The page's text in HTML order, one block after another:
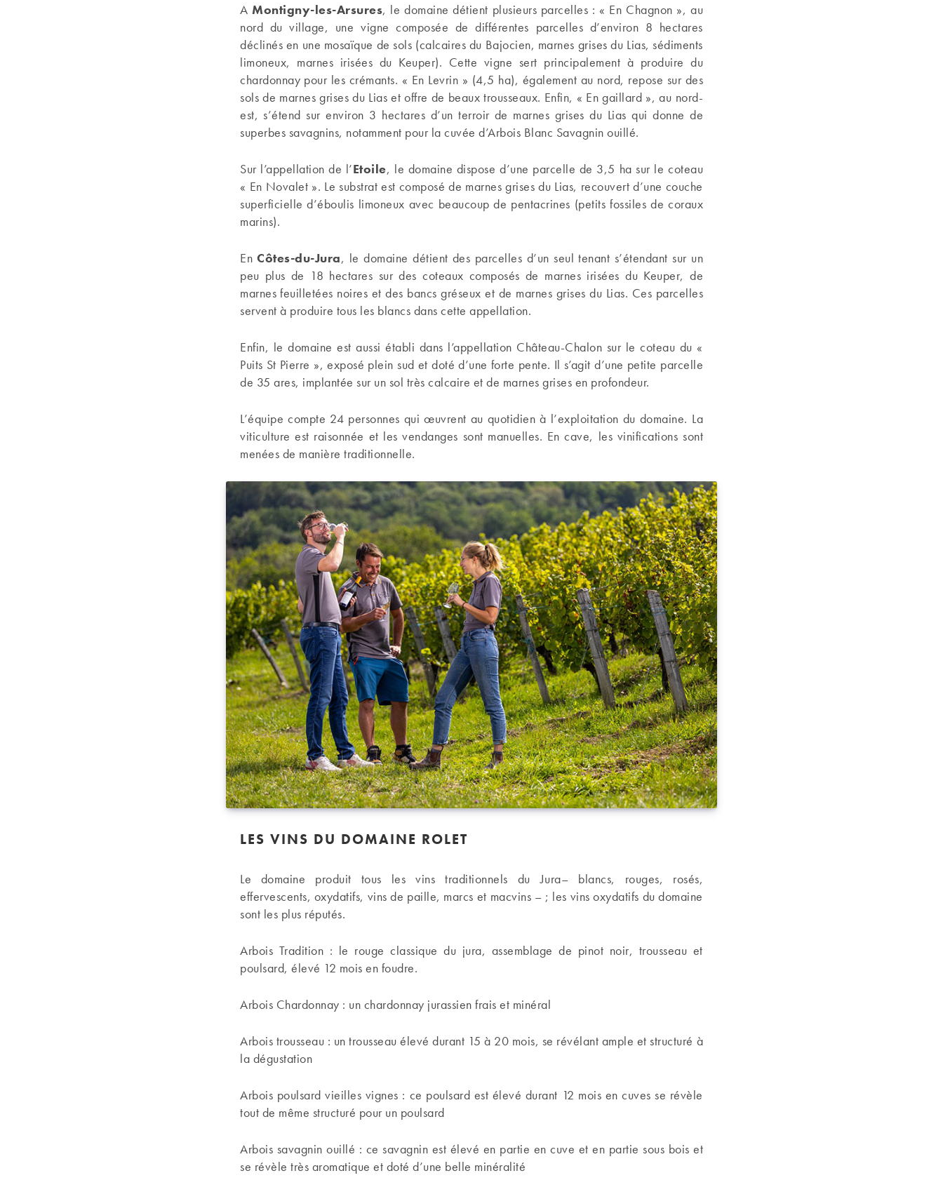
AMontigny-les-Arsures, le domaine détient plusieurs parcelles : « En Chagnon », au
nord du village, une vigne composée de différentes parcelles d’environ 8 hectares
déclinés en une mosaïque de sols (calcaires du Bajocien, marnes grises du Lias, sédiments
limoneux, marnes irisées du Keuper). Cette vigne sert principalement à produire du
chardonnay pour les crémants. « En Levrin » (4,5 ha), également au nord, repose sur des
sols de marnes grises du Lias et offre de beaux trousseaux. Enfin, « En gaillard », au nord-
est, s’étend sur environ 3 hectares d’un terroir de marnes grises du Lias qui donne de
superbes savagnins, notamment pour la cuvée d’Arbois Blanc Savagnin ouillé.
Sur l’appellation de l’Etoile, le domaine dispose d’une parcelle de 3,5 ha sur le coteau
« En Novalet ». Le substrat est composé de marnes grises du Lias, recouvert d’une couche
superficielle d’éboulis limoneux avec beaucoup de pentacrines (petits fossiles de coraux
marins).
EnCôtes-du-Jura, le domaine détient des parcelles d’un seul tenant s’étendant sur un
peu plus de 18 hectares sur des coteaux composés de marnes irisées du Keuper, de
marnes feuilletées noires et des bancs gréseux et de marnes grises du Lias. Ces parcelles
servent à produire tous les blancs dans cette appellation.
Enfin, le domaine est aussi établi dans l’appellation Château-Chalon sur le coteau du «
Puits St Pierre », exposé plein sud et doté d’une forte pente. Il s’agit d’une petite parcelle
de 35 ares, implantée sur un sol très calcaire et de marnes grises en profondeur.
L’équipe compte 24 personnes qui œuvrent au quotidien à l’exploitation du domaine. La
viticulture est raisonnée et les vendanges sont manuelles. En cave, les vinifications sont
menées de manière traditionnelle.
LES VINS DU DOMAINE ROLET
Le domaine produit tous les vins traditionnels du Jura– blancs, rouges, rosés,
effervescents, oxydatifs, vins de paille, marcs et macvins – ; les vins oxydatifs du domaine
sont les plus réputés.
Arbois Tradition : le rouge classique du jura, assemblage de pinot noir, trousseau et
poulsard, élevé 12 mois en foudre.
Arbois Chardonnay : un chardonnay jurassien frais et minéral
Arbois trousseau : un trousseau élevé durant 15 à 20 mois, se révélant ample et structuré à
la dégustation
Arbois poulsard vieilles vignes : ce poulsard est élevé durant 12 mois en cuves se révèle
tout de même structuré pour un poulsard
Arbois savagnin ouillé : ce savagnin est élevé en partie en cuve et en partie sous bois et
se révèle très aromatique et doté d’une belle minéralité